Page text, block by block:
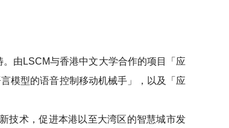
由LSCM与香港中文大学合作的项目「应
模型的语音控制移动机械手」，以及「应
技术，促进本港以至大湾区的智慧城市发